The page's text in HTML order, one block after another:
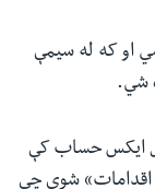
او که له سیمې
شي.
ایکس حساب کې
شوي چې